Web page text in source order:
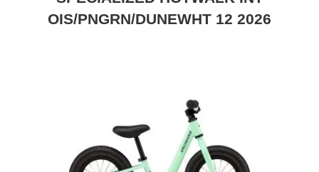
OIS/PNGRN/DUNEWHT 12 2026